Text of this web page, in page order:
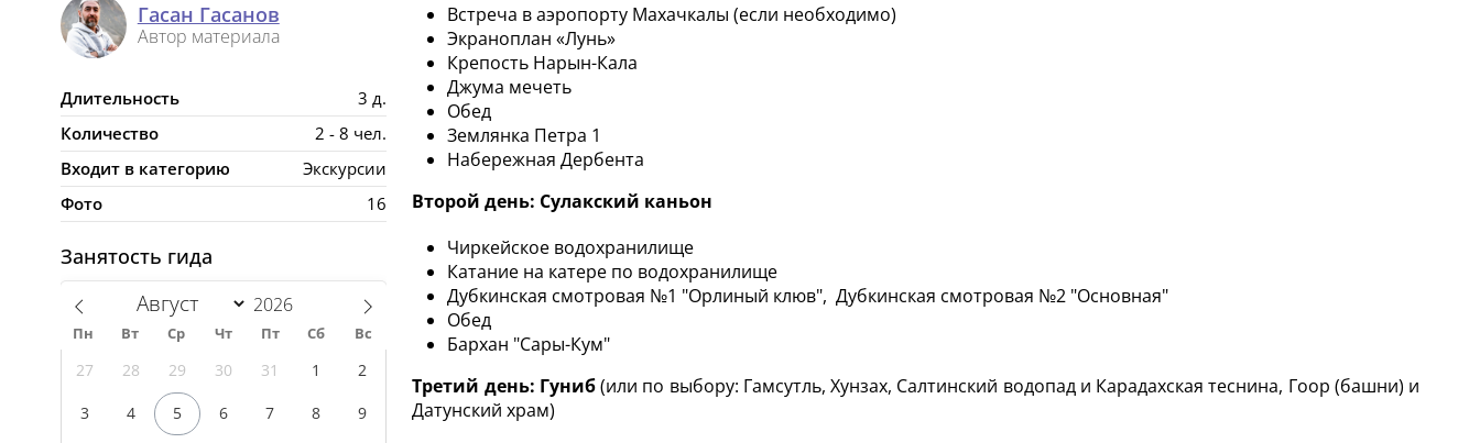
Гасан Гасанов
Автор материала
Длительность
3 д.
Количество
2 - 8 чел.
Входит в категорию
Экскурсии
Фото
16
Занятость гида
Пн Вт Ср Чт Пт Сб Вс
27 28 29 30 31 1 2
3 4 5 6 7 8 9
Встреча в аэропорту Махачкалы (если необходимо)
Экраноплан «Лунь»
Крепость Нарын-Кала
Джума мечеть
Обед
Землянка Петра 1
Набережная Дербента
Второй день: Сулакский каньон
Чиркейское водохранилище
Катание на катере по водохранилище
Дубкинская смотровая №1 "Орлиный клюв", Дубкинская смотровая №2 "Основная"
Обед
Бархан "Сары-Кум"
Третий день: Гуниб(или по выбору: Гамсутль, Хунзах, Салтинский водопад и Карадахская теснина, Гоор (башни) и
Датунский храм)